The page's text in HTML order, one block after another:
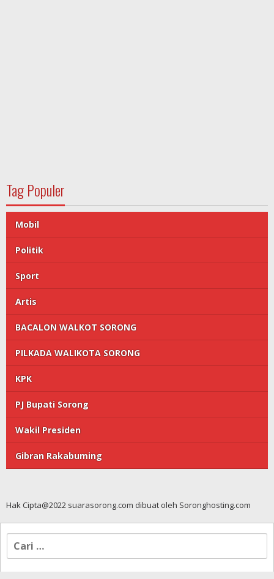
Tag Populer
Mobil
Politik
Sport
Artis
BACALON WALKOT SORONG
PILKADA WALIKOTA SORONG
KPK
PJ Bupati Sorong
Wakil Presiden
Gibran Rakabuming
Hak Cipta@2022 suarasorong.com dibuat oleh Soronghosting.com
Cari
untuk: